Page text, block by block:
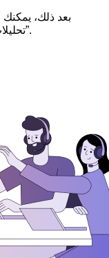
بعد ذلك،
تحليلات آخر، ببيانات مباشرة من حساب “كول جير”.